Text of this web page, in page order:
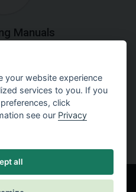
Manuals
on how
tasks.
your website experience
services to you. If you
click
see our Privacy
all